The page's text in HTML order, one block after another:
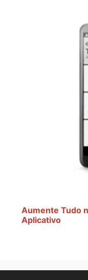
Aumente Tudo
Aplicativo